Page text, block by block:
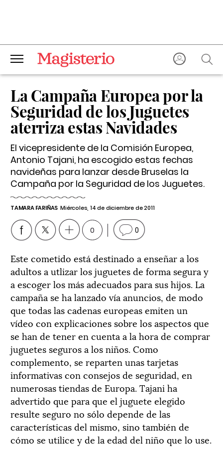
La Campaña Europea por la
Seguridad de los Juguetes
aterriza estas Navidades
El vicepresidente de la Comisión Europea,
Antonio Tajani, ha escogido estas fechas
navideñas para lanzar desde Bruselas la
Campaña por la Seguridad de los Juguetes.
TAMARA FARIÑAS Miércoles, 14 de diciembre de 2011
0 0
Este cometido está destinado a enseñar a los
adultos a utlizar los juguetes de forma segura y
a escoger los más adecuados para sus hijos. La
campaña se ha lanzado vía anuncios, de modo
que todas las cadenas europeas emiten un
vídeo con explicaciones sobre los aspectos que
se han de tener en cuenta a la hora de comprar
juguetes seguros a los niños. Como
complemento, se reparten unas tarjetas
informativas con consejos de seguridad, en
numerosas tiendas de Europa. Tajani ha
advertido que para que el juguete elegido
resulte seguro no sólo depende de las
características del mismo, sino también de
cómo se utilice y de la edad del niño que lo use.